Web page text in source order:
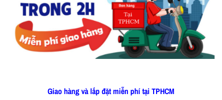
Giao hàng và lắp đặt miễn phí tại TPHCM